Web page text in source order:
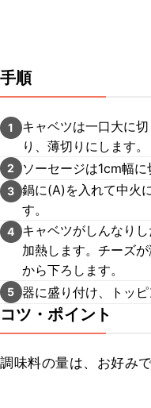
手順
1
キャベツは一口大に
り、薄切りにします。
2 ソーセージは1cm幅に
3 鍋に(A)を入れて中火
す。
4
キャベツがしんなり
加熱します。チーズ
から下ろします。
5 器に盛り付け、トッピ
コツ・ポイント
調味料の量は、お好み